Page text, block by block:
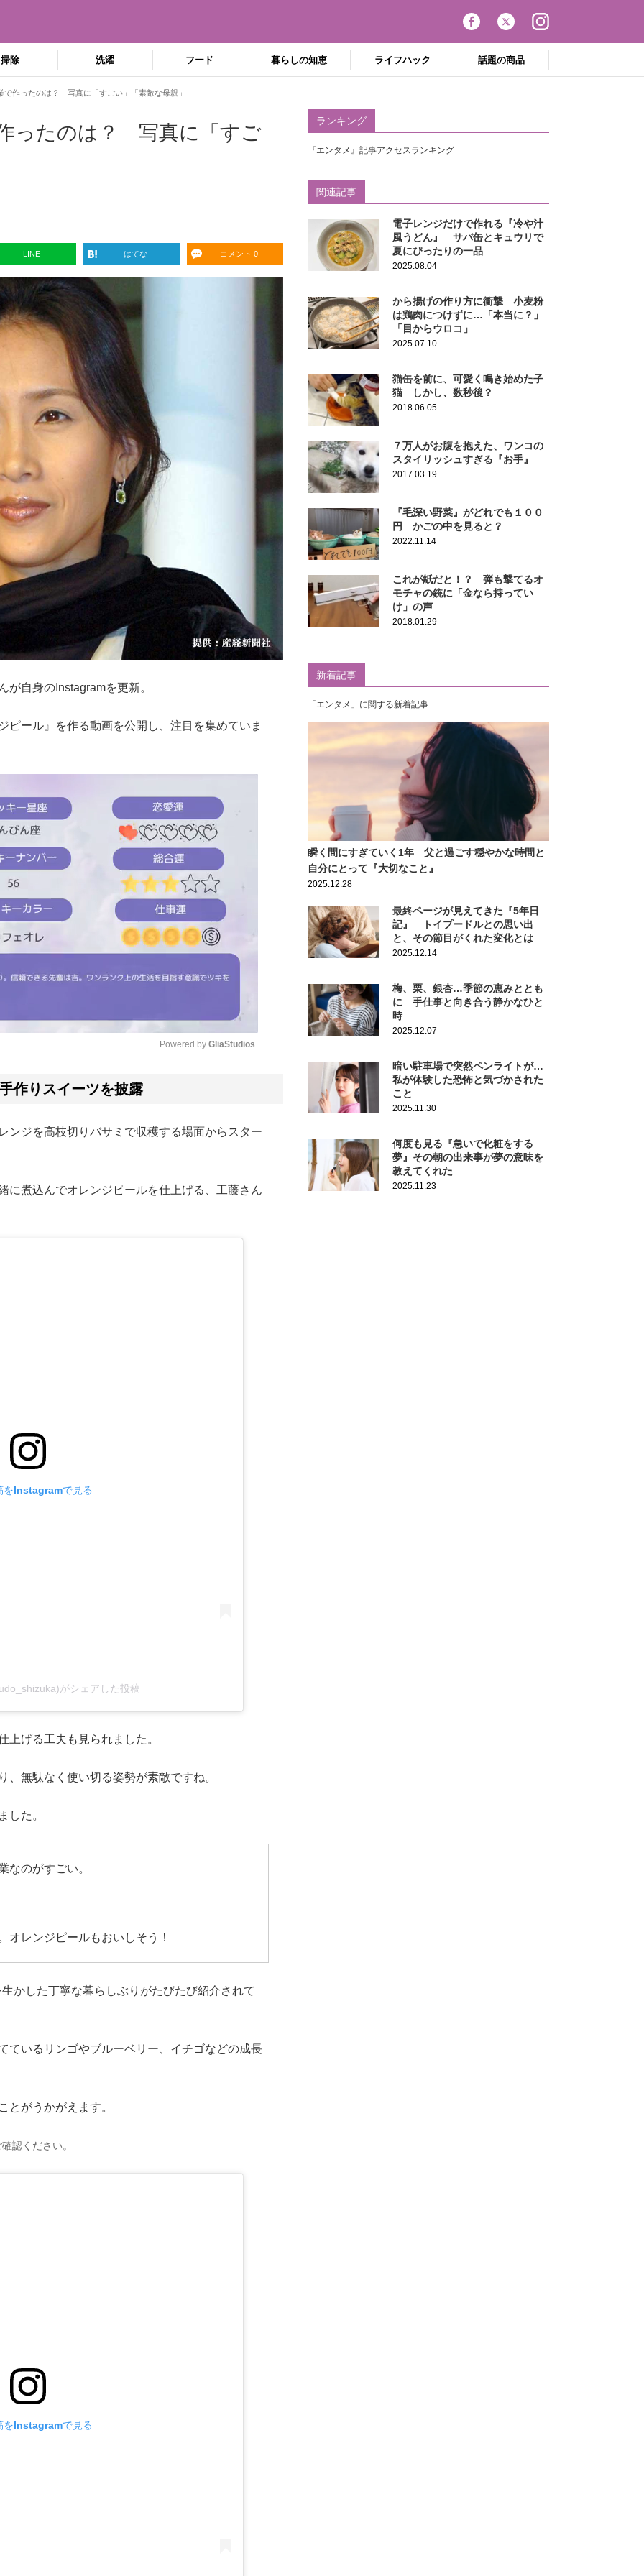
掃除 洗濯 フード 暮らしの知恵 ライフハック 話題の商品
で作ったのは？ 写真に「すごい」「素敵な母親」
ったのは？ 写真に「すご
LINE はてな コメント 0
自身のInstagramを更新。
ピール』を作る動画を公開し、注目を集めていま
Powered by GliaStudios
作りスイーツを披露
ンジを高枝切りバサミで収穫する場面からスター
に煮込んでオレンジピールを仕上げる、工藤さん
をInstagramで見る
がシェアした投稿
上げる工夫も見られました。
無駄なく使い切る姿勢が素敵ですね。
した。
なのがすごい。
オレンジピールもおいしそう！
かした丁寧な暮らしぶりがたびたび紹介されて
ているリンゴやブルーベリー、イチゴなどの成長
とがうかがえます。
認ください。
をInstagramで見る
ランキング
『エンタメ』記事アクセスランキング
関連記事
電子レンジだけで作れる『冷や汁
風うどん』 サバ缶とキュウリで
夏にぴったりの一品
2025.08.04
から揚げの作り方に衝撃 小麦粉
は鶏肉につけずに…「本当に？」
「目からウロコ」
2025.07.10
猫缶を前に、可愛く鳴き始めた子
猫 しかし、数秒後？
2018.06.05
７万人がお腹を抱えた、ワンコの
スタイリッシュすぎる『お手』
2017.03.19
『毛深い野菜』がどれでも１００
円 かごの中を見ると？
2022.11.14
これが紙だと！？ 弾も撃てるオ
モチャの銃に「金なら持ってい
け」の声
2018.01.29
新着記事
「エンタメ」に関する新着記事
瞬く間にすぎていく1年 父と過ごす穏やかな時間と
自分にとって『大切なこと』
2025.12.28
最終ページが見えてきた『5年日
記』 トイプードルとの思い出
と、その節目がくれた変化とは
2025.12.14
梅、栗、銀杏…季節の恵みととも
に 手仕事と向き合う静かなひと
時
2025.12.07
暗い駐車場で突然ペンライトが…
私が体験した恐怖と気づかされた
こと
2025.11.30
何度も見る『急いで化粧をする
夢』その朝の出来事が夢の意味を
教えてくれた
2025.11.23